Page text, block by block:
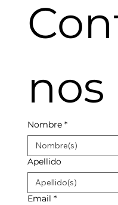
nos
Nombre *
Apellido
Email *